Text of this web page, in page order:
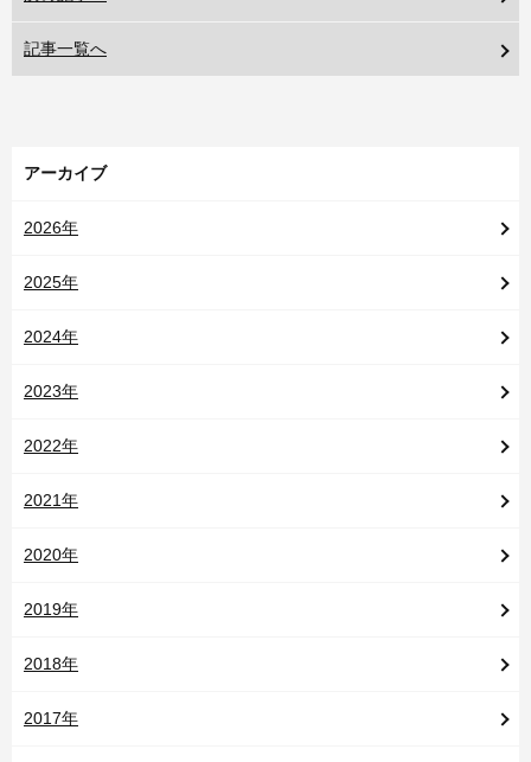
記事一覧へ
アーカイブ
2026年
2025年
2024年
2023年
2022年
2021年
2020年
2019年
2018年
2017年